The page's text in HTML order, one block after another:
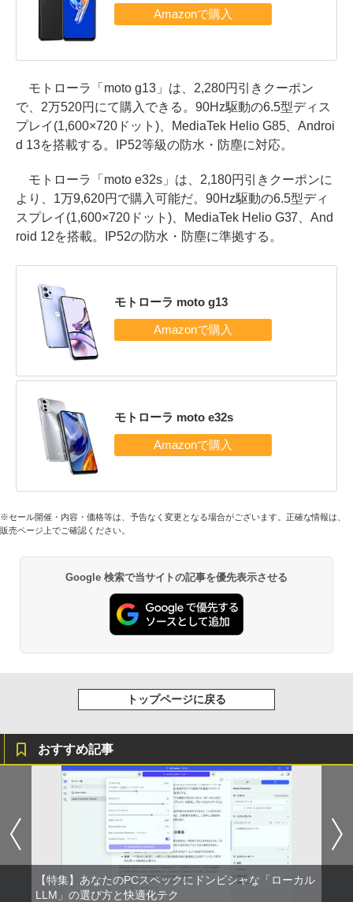
モトローラ「moto g13」は、2,280円引きクーポン
で、2万520円にて購入できる。90Hz駆動の6.5型ディス
プレイ(1,600×720ドット)、MediaTek Helio G85、Androi
d 13を搭載する。IP52等級の防水・防塵に対応。
モトローラ「moto e32s」は、2,180円引きクーポンに
より、1万9,620円で購入可能だ。90Hz駆動の6.5型ディ
スプレイ(1,600×720ドット)、MediaTek Helio G37、And
roid 12を搭載。IP52の防水・防塵に準拠する。
モトローラ moto g13
モトローラ moto e32s
※セール開催・内容・価格等は、予告なく変更となる場合がございます。正確な情報は、
販売ページ上でご確認ください。
Google 検索で当サイトの記事を優先表示させる
トップページに戻る
おすすめ記事
【特集】あなたのPCスペックにドンピシャな「ローカル
LLM」の選び方と快適化テク